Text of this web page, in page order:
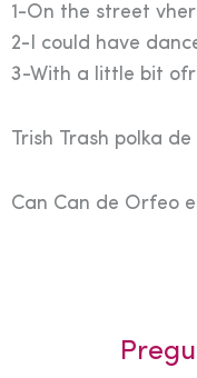
1-On the street
2-I could have
3-With a little bit
Trish Trash polka
Can Can de Orfeo